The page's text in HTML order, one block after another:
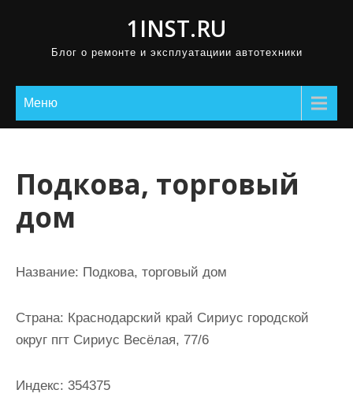
1INST.RU
Блог о ремонте и эксплуатациии автотехники
Меню
Подкова, торговый
дом
Название: Подкова, торговый дом
Страна: Краснодарский край Сириус городской
округ пгт Сириус Весёлая, 77/6
Индекс: 354375